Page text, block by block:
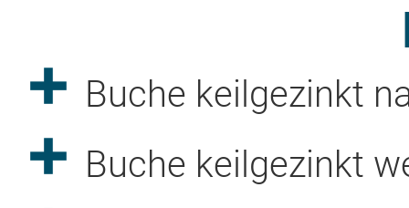
Buche keilgezinkt
Buche keilgezinkt
*